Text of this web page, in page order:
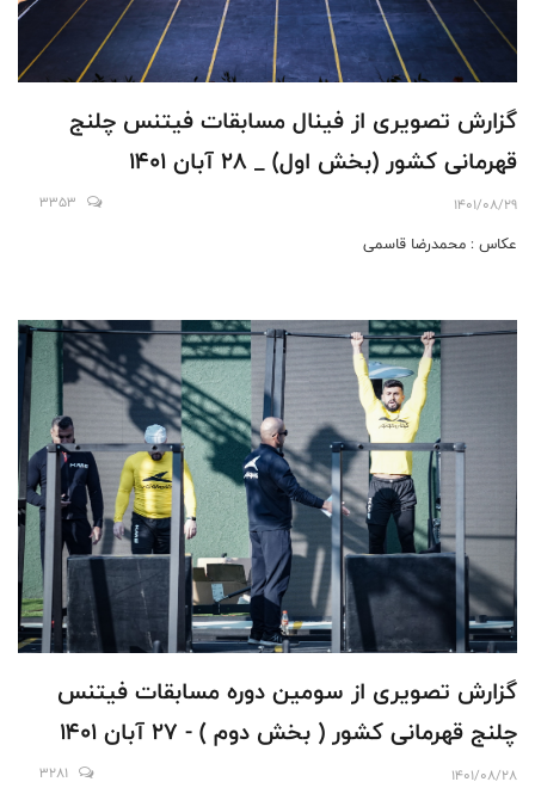
گزارش تصویری از فینال مسابقات فیتنس چلنج
قهرمانی کشور (بخش اول) _ 28 آبان 1401
1401/08/29
3353
عکاس : محمدرضا قاسمی
گزارش تصویری از سومین دوره مسابقات فیتنس
چلنج قهرمانی کشور ( بخش دوم ) - 27 آبان 1401
1401/08/28
3281